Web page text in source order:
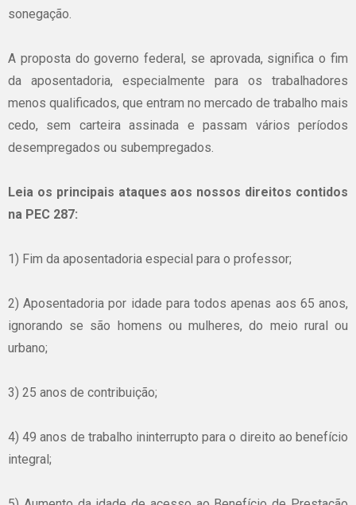
sonegação.
A propostadogoverno federal, se aprovada, significa ofim
da
aposentadoria, especialmente para os
trabalhadores
menos qualificados, que entram no mercado de trabalho mais
cedo, sem carteira assinada epassam vários períodos
desempregados ou subempregados.
Leia os principais ataques aos nossos direitos contidos
na PEC 287:
1) Fim da aposentadoria especial para o professor;
2)Aposentadoria por idade para todos apenas aos 65anos,
ignorando se são homens ou mulheres, do meio ruralou
urbano;
3) 25 anos de contribuição;
4) 49anos de trabalho ininterrupto para o direito ao benefício
integral;